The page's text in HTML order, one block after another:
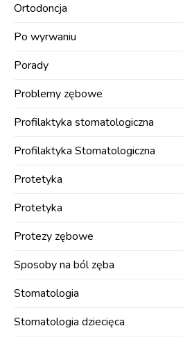
Ortodoncja
Po wyrwaniu
Porady
Problemy zębowe
Profilaktyka stomatologiczna
Profilaktyka Stomatologiczna
Protetyka
Protetyka
Protezy zębowe
Sposoby na ból zęba
Stomatologia
Stomatologia dziecięca